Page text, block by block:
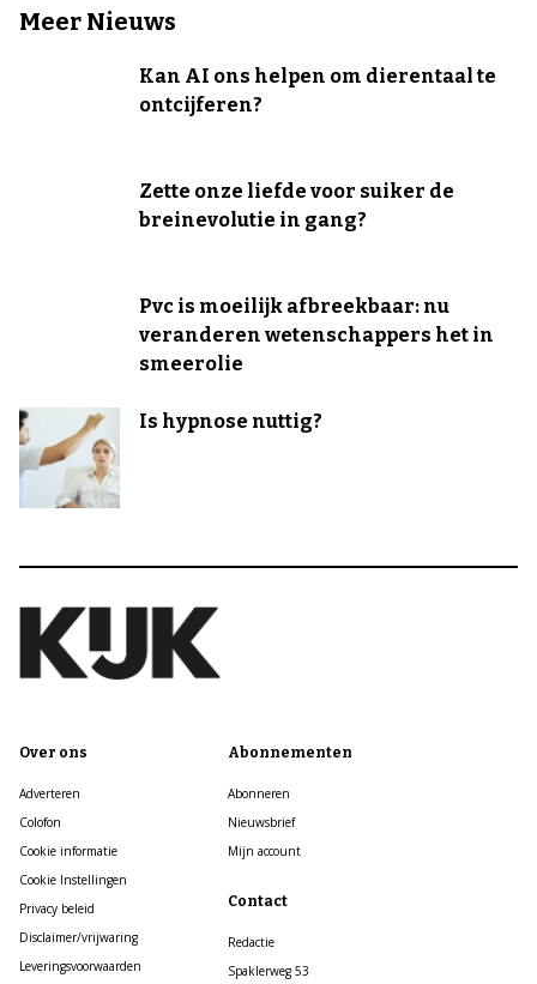
Meer Nieuws
Kan AI ons helpen om dierentaal te
ontcijferen?
Zette onze liefde voor suiker de
breinevolutie in gang?
Pvc is moeilijk afbreekbaar: nu
veranderen wetenschappers het in
smeerolie
Is hypnose nuttig?
Over ons
Adverteren
Colofon
Cookie informatie
Cookie Instellingen
Privacy beleid
Disclaimer/vrijwaring
Leveringsvoorwaarden
Abonnementen
Abonneren
Nieuwsbrief
Mijn account
Contact
Redactie
Spaklerweg 53